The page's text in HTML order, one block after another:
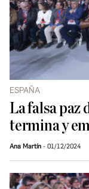
ESPAÑA
La falsa paz
termina y
Ana Martín 01/12/2024